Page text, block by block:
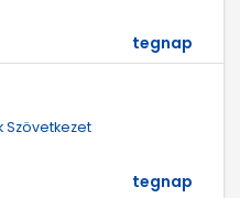
tegnap
Szövetkezet
tegnap